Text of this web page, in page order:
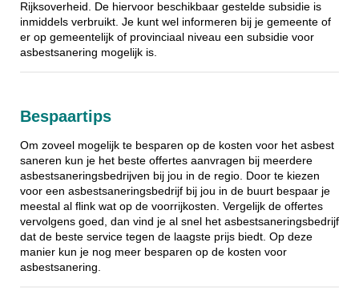
Rijksoverheid. De hiervoor beschikbaar gestelde subsidie is
inmiddels verbruikt. Je kunt wel informeren bij je gemeente of
er op gemeentelijk of provinciaal niveau een subsidie voor
asbestsanering mogelijk is.
Bespaartips
Om zoveel mogelijk te besparen op de kosten voor het asbest
saneren kun je het beste offertes aanvragen bij meerdere
asbestsaneringsbedrijven bij jou in de regio. Door te kiezen
voor een asbestsaneringsbedrijf bij jou in de buurt bespaar je
meestal al flink wat op de voorrijkosten. Vergelijk de offertes
vervolgens goed, dan vind je al snel het asbestsaneringsbedrijf
dat de beste service tegen de laagste prijs biedt. Op deze
manier kun je nog meer besparen op de kosten voor
asbestsanering.